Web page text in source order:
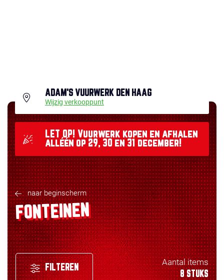
ADAM'S VUURWERK DEN HAAG
Wijzig verkooppunt
LET OP! Vuurwerk kopen en afhalen
alléén op 29, 30 en 31 december!
naar beginscherm
FONTEINEN
FILTEREN
Aantal items
8 STUKS